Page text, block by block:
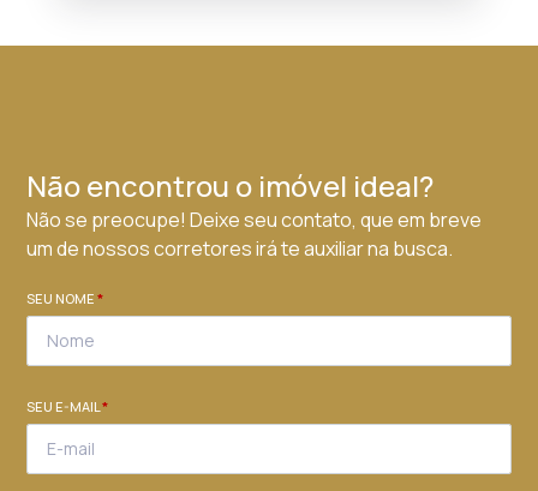
Não encontrou o imóvel ideal?
Não se preocupe! Deixe seu contato, que em breve
um de nossos corretores irá te auxiliar na busca.
SEU NOME*
SEU E-MAIL*